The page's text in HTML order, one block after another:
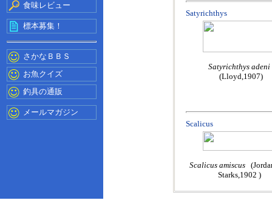
食味レビュー
標本募集！
さかなＢＢＳ
お魚クイズ
釣具の通販
メールマガジン
Satyrichthys
Satyrichthys adeni
(Lloyd,1907)
Scalicus
Scalicus amiscus
Starks,1902 )